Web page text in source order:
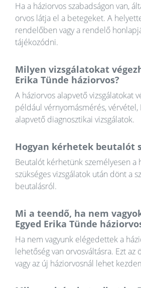
Ha a háziorvos szabadságon van,
orvos látja el a betegeket. A
rendelőben vagy a rendelő
tájékozódni.
Milyen vizsgálatokat
Erika Tünde háziorvos?
A háziorvos alapvető vizsgálatokat
például vérnyomásmérés, vérvétel,
alapvető diagnosztikai vizsgálatok.
Hogyan kérhetek beutalót
Beutalót kérhetünk személyesen a
szükséges vizsgálatok után dönt a
beutalásról.
Mi a teendő, ha nem
Egyed Erika Tünde
Ha nem vagyunk elégedettek a
lehetőség van orvosváltásra. Ezt az
vagy az új háziorvosnál lehet